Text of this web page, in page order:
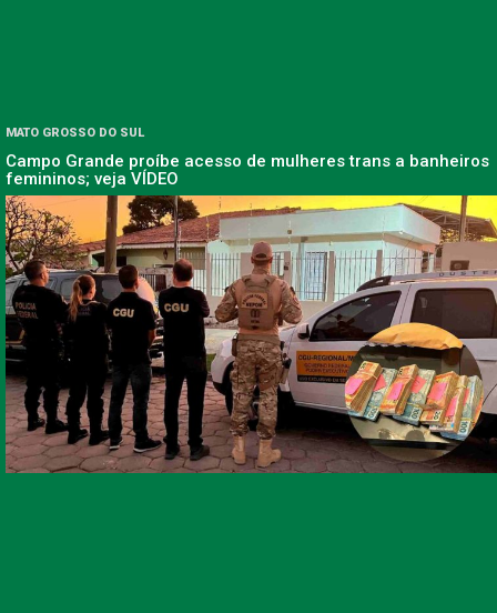
MATO GROSSO DO SUL
Campo Grande proíbe acesso de mulheres trans a banheiros
femininos; veja VÍDEO